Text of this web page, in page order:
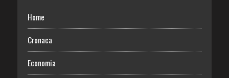
Home
Cronaca
Economia